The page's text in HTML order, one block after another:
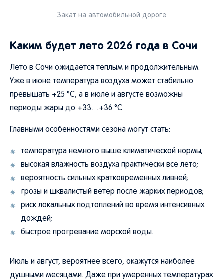
Закат на автомобильной дороге
Каким будет лето 2026 года в Сочи
Лето в Сочи ожидается теплым и продолжительным.
Уже в июне температура воздуха может стабильно
превышать +25 °C, а в июле и августе возможны
периоды жары до +33…+36 °C.
Главными особенностями сезона могут стать:
температура немного выше климатической нормы;
высокая влажность воздуха практически все лето;
вероятность сильных кратковременных ливней;
грозы и шквалистый ветер после жарких периодов;
риск локальных подтоплений во время интенсивных
дождей;
быстрое прогревание морской воды.
Июль и август, вероятнее всего, окажутся наиболее
душными месяцами. Даже при умеренных температурах